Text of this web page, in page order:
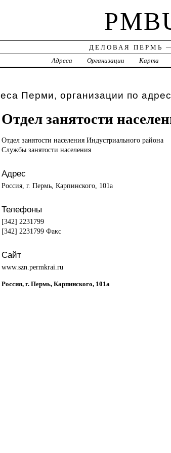
ДЕЛОВАЯ ПЕРМЬ
Адреса
Организации Карта
Перми, организации по
Отдел занятости
Отдел занятости населения Индустриального района
Службы занятости населения
Адрес
Россия, г. Пермь, Карпинского, 101а
Телефоны
[342] 2231799
[342] 2231799 Факс
Сайт
www.szn.permkrai.ru
Россия, г. Пермь, Карпинского, 101а